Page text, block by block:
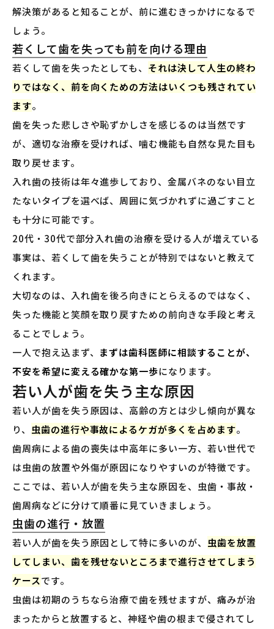
解決策があると知ることが、前に進むきっかけになるで
しょう。
若くして歯を失っても前を向ける理由
若くして歯を失ったとしても、 それは決して人生の終わ
りではなく、前を向くための方法はいくつも残されてい
ます。
歯を失った悲しさや恥ずかしさを感じるのは当然です
が、適切な治療を受ければ、噛む機能も自然な見た目も
取り戻せます。
入れ歯の技術は年々進歩しており、金属バネのない目立
たないタイプを選べば、周囲に気づかれずに過ごすこと
も十分に可能です。
20代・30代で部分入れ歯の治療を受ける人が増えている
事実は、若くして歯を失うことが特別ではないと教えて
くれます。
大切なのは、入れ歯を後ろ向きにとらえるのではなく、
失った機能と笑顔を取り戻すための前向きな手段と考え
ることでしょう。
一人で抱え込まず、 まずは歯科医師に相談することが、
不安を希望に変える確かな第一歩になります。
若い人が歯を失う主な原因
若い人が歯を失う原因は、高齢の方とは少し傾向が異な
り、 虫歯の進行や事故によるケガが多くを占めます。
歯周病による歯の喪失は中高年に多い一方、若い世代で
は虫歯の放置や外傷が原因になりやすいのが特徴です。
ここでは、若い人が歯を失う主な原因を、虫歯・事故・
歯周病などに分けて順番に見ていきましょう。
虫歯の進行・放置
若い人が歯を失う原因として特に多いのが、 虫歯を放置
してしまい、歯を残せないところまで進行させてしまう
ケースです。
虫歯は初期のうちなら治療で歯を残せますが、痛みが治
まったからと放置すると、神経や歯の根まで侵されてし